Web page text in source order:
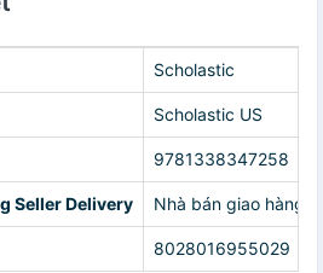
Scholastic
Scholastic US
9781338347258
Seller Delivery Nhà bán giao hàng
8028016955029